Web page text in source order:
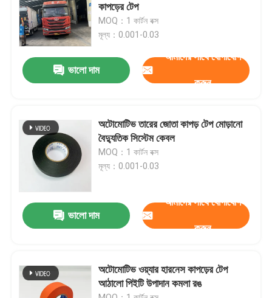
ভিডিও
VR প্রদর্শন
কারখানা ভ্রমণ
মান নিয়ন্ত্রণ
আমাদের সাথে যোগাযোগ করুন
স্বয়ংচালিত তারের জোতা টেপ
কাপড়ের টেপ
MOQ：1 কার্টন বক্স
মূল্য：0.001-0.03
ভালো দাম
আমাদের সাথে যোগাযোগ
করুন
অটোমোটিভ তারের জোতা কাপড় টেপ মোড়ানো
বৈদ্যুতিক সিস্টেম কেবল
MOQ：1 কার্টন বক্স
মূল্য：0.001-0.03
ভালো দাম
আমাদের সাথে যোগাযোগ
করুন
অটোমোটিভ ওয়্যার হারনেস কাপড়ের টেপ
আঠালো পিইটি উপাদান কমলা রঙ